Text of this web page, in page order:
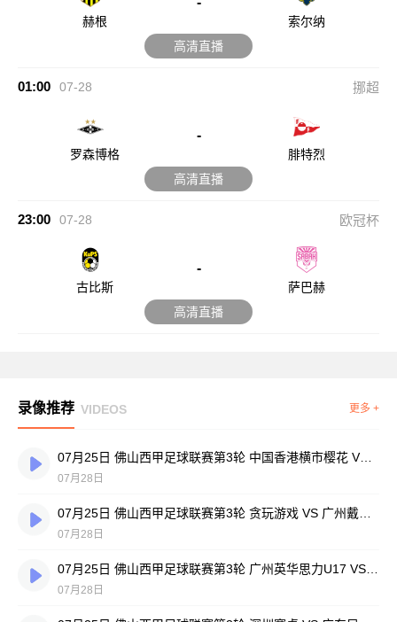
赫根
索尔纳
高清直播
01:00 07-28 挪超
罗森博格
-
腓特烈
高清直播
23:00 07-28 欧冠杯
古比斯
-
萨巴赫
高清直播
录像推荐 VIDEOS 更多 +
07月25日 佛山西甲足球联赛第3轮 中国香港横市樱花 VS 吉图省实青年 全场录像
07月28日
07月28日
07月28日